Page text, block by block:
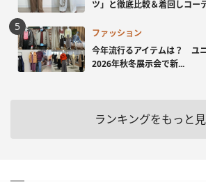
ツ」と徹底比較＆着回しコー
ファッション
今年流行るアイテムは？ ユ
2026年秋冬展示会で新...
ランキングをもっと